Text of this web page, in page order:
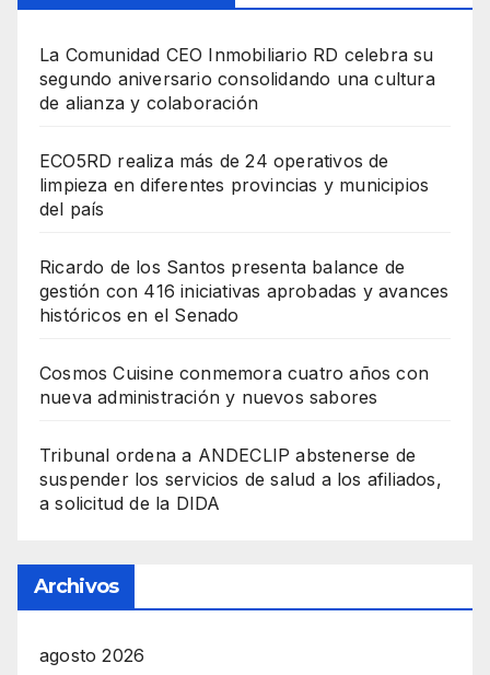
La Comunidad CEO Inmobiliario RD celebra su
segundo aniversario consolidando una cultura
de alianza y colaboración
ECO5RD realiza más de 24 operativos de
limpieza en diferentes provincias y municipios
del país
Ricardo de los Santos presenta balance de
gestión con 416 iniciativas aprobadas y avances
históricos en el Senado
Cosmos Cuisine conmemora cuatro años con
nueva administración y nuevos sabores
Tribunal ordena a ANDECLIP abstenerse de
suspender los servicios de salud a los afiliados,
a solicitud de la DIDA
Archivos
agosto 2026